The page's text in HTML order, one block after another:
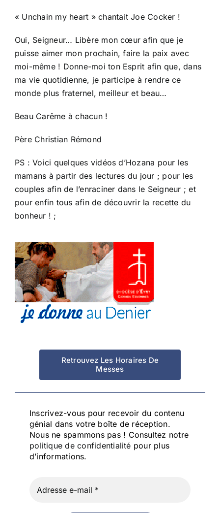
« Unchain my heart » chantait Joe Cocker !
Oui, Seigneur… Libère mon cœur afin que je
puisse aimer mon prochain, faire la paix avec
moi-même ! Donne-moi ton Esprit afin que, dans
ma vie quotidienne, je participe à rendre ce
monde plus fraternel, meilleur et beau…
Beau Carême à chacun !
Père Christian Rémond
PS : Voici quelques vidéos d’Hozana pour les
mamans à partir des lectures du jour ; pour les
couples afin de l’enraciner dans le Seigneur ; et
pour enfin tous afin de découvrir la recette du
bonheur ! ;
Retrouvez Les Horaires De
Messes
Inscrivez-vous pour recevoir du contenu
génial dans votre boîte de réception.
Nous ne spammons pas ! Consultez notre
politique de confidentialité pour plus
d’informations.